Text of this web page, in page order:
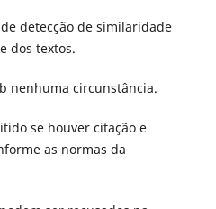
detecção de similaridade
dos textos.
nenhuma circunstância.
se houver citação e
as normas da